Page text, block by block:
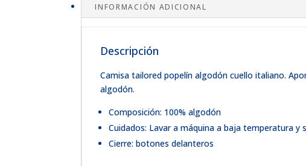
INFORMACIÓN ADICIONAL
Descripción
Camisa tailored popelín algodón cuello italiano.
algodón.
Composición: 100% algodón
Cuidados: Lavar a máquina a baja temperatura y
Cierre: botones delanteros